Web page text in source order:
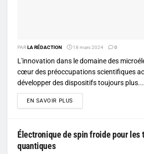
PARLA RÉDACTION 18 mars 2024 0
L'innovation dans le domaine des
cœur des préoccupations scientifiques
développer des dispositifs toujours plus...
EN SAVOIR PLUS
Électronique de spin froide pour les
quantiques